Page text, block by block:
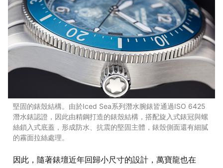
堅固的錶殼結構。由於Iced Sea系列潛水腕錶皆通過ISO 6425
潛水錶認證，因此由精鋼打造的錶殼結構，搭配旋入式錶冠與螺
絲鎖入式底蓋，形成防水、抗震的堅固主體，錶殼側面還有細膩
的霧面拉絲處理。
因此，隨著錶壇近年回歸小尺寸的設計，萬寶龍也在